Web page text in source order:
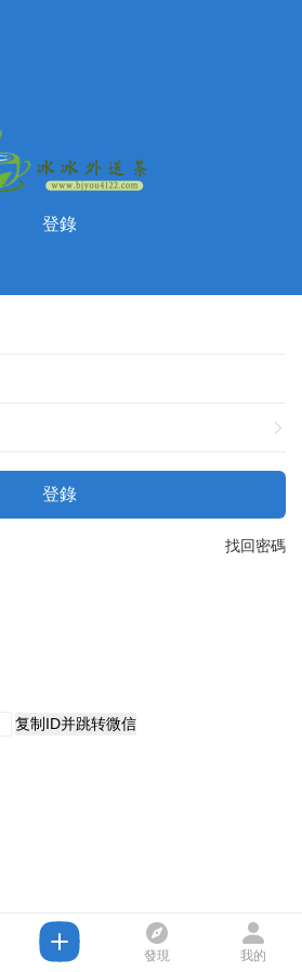
登錄
登錄
找回密碼
复制ID并跳转微信
發現 我的